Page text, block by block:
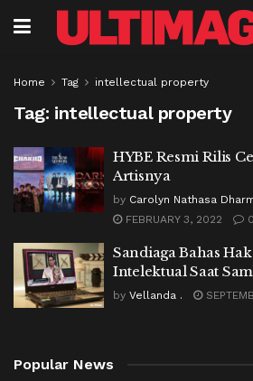
Home Tag intellectual property
Tag: intellectual property
HYBE Resmi Rilis
Artisnya
by Carolyn Nathasa
FEBRUARY 3, 2022
0
Sandiaga Bahas
Intelektual Saat
by Vellanda .
Popular News